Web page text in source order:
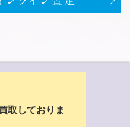
取しておりま